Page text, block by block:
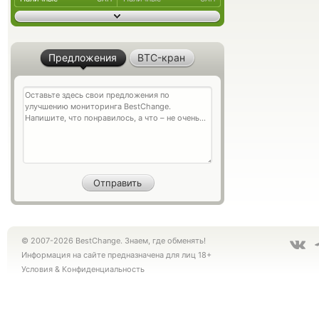
Предложения BTC-кран
© 2007-2026 BestChange. Знаем, где обменять!
Информация на сайте предназначена для лиц 18+
Условия & Конфиденциальность